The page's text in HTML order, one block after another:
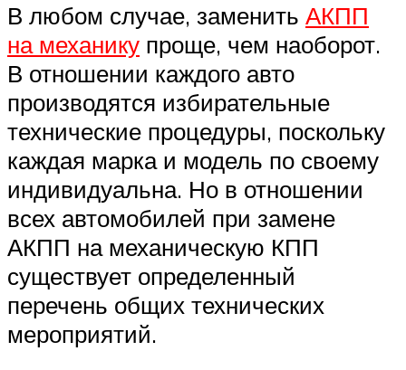
В любом случае, заменить АКПП
на механику проще, чем наоборот.
В отношении каждого авто
производятся избирательные
технические процедуры, поскольку
каждая марка и модель по своему
индивидуальна. Но в отношении
всех автомобилей при замене
АКПП на механическую КПП
существует определенный
перечень общих технических
мероприятий.